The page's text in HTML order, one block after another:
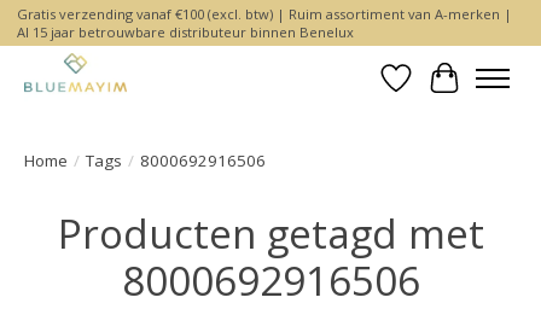
Gratis verzending vanaf €100 (excl. btw) | Ruim assortiment van A-merken |
Al 15 jaar betrouwbare distributeur binnen Benelux
Verlanglijst
Home / Tags / 8000692916506
Producten getagd met
8000692916506